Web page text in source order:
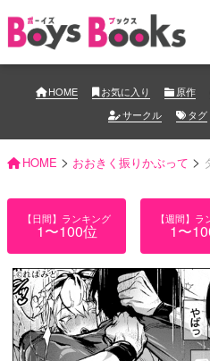
HOME お気に入り 原作
サークル
タグ
HOME > おおきく振りかぶって >
【日間】ランキング
1〜100位
【週間】ラ
1〜